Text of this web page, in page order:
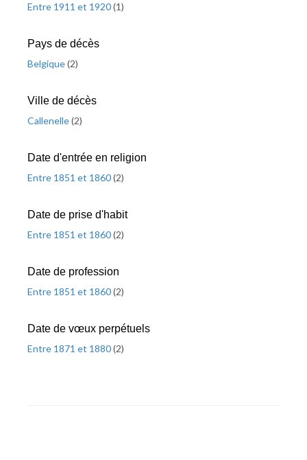
Entre 1911 et 1920(1)
Pays de décès
Belgique(2)
Ville de décès
Callenelle(2)
Date d'entrée en religion
Entre 1851 et 1860(2)
Date de prise d'habit
Entre 1851 et 1860(2)
Date de profession
Entre 1851 et 1860(2)
Date de vœux perpétuels
Entre 1871 et 1880(2)